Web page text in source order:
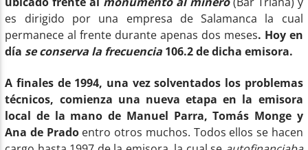
es dirigido por una empresa de Salamanca la cual
permanece al frente durante apenas dos meses. Hoy en
día se conserva la frecuencia 106.2 de dicha emisora.
A finales de 1994, una vez solventados los problemas
técnicos, comienza una nueva etapa en la emisora
local de la mano de Manuel Parra, Tomás Monge y
Ana de Prado entro otros muchos. Todos ellos se hacen